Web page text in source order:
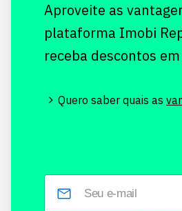
Aproveite as
plataforma Imobi
receba descontos
Quero saber quais as